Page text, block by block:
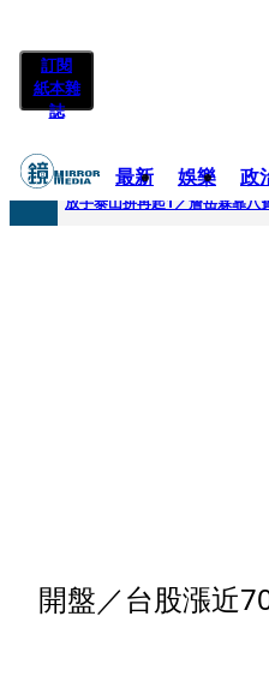
訂閱
紙本雜
誌
最新 娛樂 政
快訊
開盤／台股漲近